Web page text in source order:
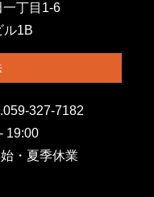
丁目1-6
ル1B
327-7182
19:00
・夏季休業